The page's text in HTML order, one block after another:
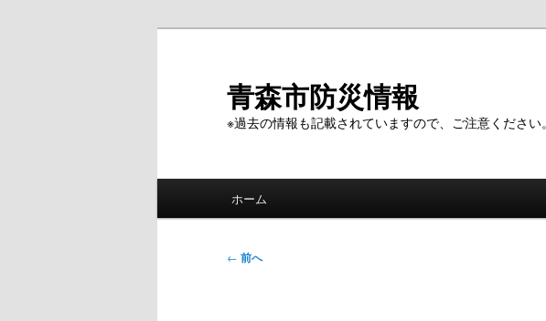
青森市防災情報
※過去の情報も記載されていますので、ご注意ください。
ホーム
投
← 前へ